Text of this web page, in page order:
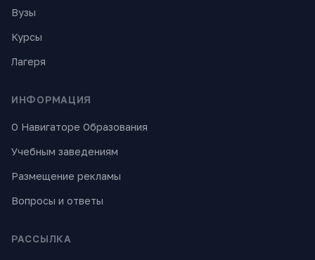
Вузы
Курсы
Лагеря
ИНФОРМАЦИЯ
О Навигаторе Образования
Учебным заведениям
Размещение рекламы
Вопросы и ответы
РАССЫЛКА